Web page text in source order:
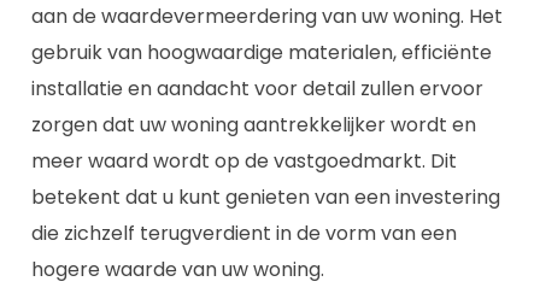
aan de waardevermeerdering van uw woning. Het
gebruik van hoogwaardige materialen, efficiënte
installatie en aandacht voor detail zullen ervoor
zorgen dat uw woning aantrekkelijker wordt en
meer waard wordt op de vastgoedmarkt. Dit
betekent dat u kunt genieten van een investering
die zichzelf terugverdient in de vorm van een
hogere waarde van uw woning.